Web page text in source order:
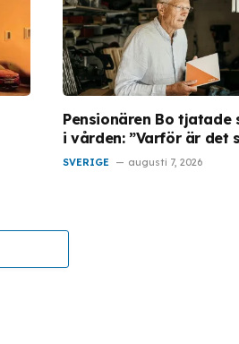
Pensionären Bo tjatade
i vården: ”Varför är det
SVERIGE augusti 7, 2026